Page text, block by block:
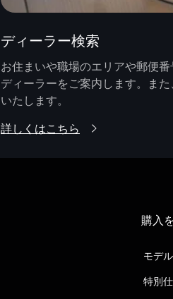
ディーラー検索
お住まいや職場のエリアや郵便
ディーラーをご案内します。ま
いたします。
詳しくはこちら
購入
モデ
特別